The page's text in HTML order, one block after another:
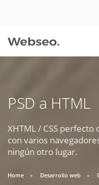
PSD a HTML
XHTML / CSS
con varios
ningún otro lugar.
Home Desarrollo web
09:30 AM